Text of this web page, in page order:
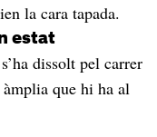
la cara tapada.
estat
dissolt pel carrer
que hi ha al